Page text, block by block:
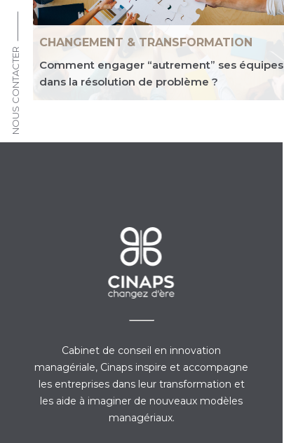
NOUS CONTACTER
CHANGEMENT & TRANSFORMATION
Comment engager “autrement” ses équipes
dans la résolution de problème ?
Cabinet de conseil en innovation
managériale, Cinaps inspire et accompagne
les entreprises dans leur transformation et
les aide à imaginer de nouveaux modèles
managériaux.